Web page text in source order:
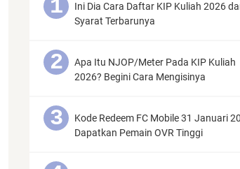
Ini Dia Cara Daftar KIP Kuliah 2026
Syarat Terbarunya
Apa Itu NJOP/Meter Pada KIP Kuliah
2026? Begini Cara Mengisinya
Kode Redeem FC Mobile 31 Januari
Dapatkan Pemain OVR Tinggi